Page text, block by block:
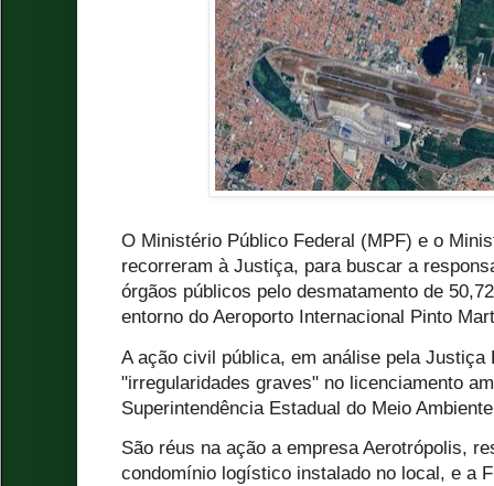
O Ministério Público Federal (MPF) e o
recorreram à Justiça, para buscar a
órgãos públicos pelo desmatamento de
entorno do Aeroporto Internacional Pinto
A ação civil pública, em análise pela Justiça
"irregularidades graves" no licenciamento
Superintendência Estadual do Meio
São réus na ação a empresa Aerotrópolis,
condomínio logístico instalado no local, e a